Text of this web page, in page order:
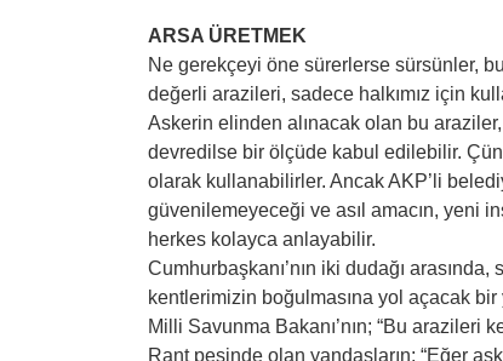
ARSA ÜRETMEK
Ne gerekçeyi öne sürerlerse sürsünler,
değerli arazileri, sadece halkımız için
Askerin elinden alınacak olan bu
devredilse bir ölçüde kabul edilebilir.
olarak kullanabilirler. Ancak AKP’li
güvenilemeyeceği ve asıl amacın, yeni
herkes kolayca anlayabilir.
Cumhurbaşkanı’nın iki dudağı
kentlerimizin boğulmasına yol açacak bir
Milli Savunma Bakanı’nın; “Bu
Rant peşinde olan yandaşların; “Eğer